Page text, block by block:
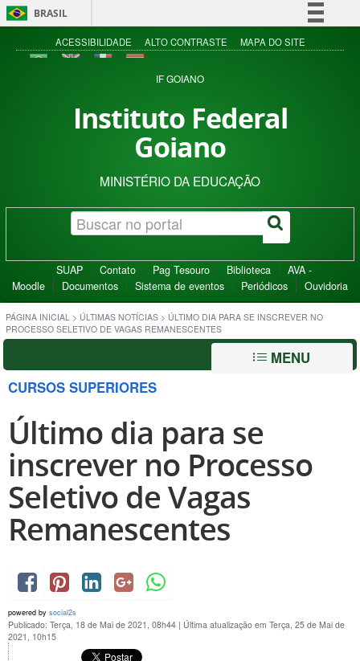
BRASIL
Simplifique!
Acesso à informação
ACESSIBILIDADE ALTO CONTRASTE MAPA DO SITE
IF GOIANO
Instituto Federal
Goiano
MINISTÉRIO DA EDUCAÇÃO
SUAP Contato Pag Tesouro Biblioteca
AVA -
Moodle
Documentos Sistema de eventos Periódicos Ouvidoria
PÁGINA INICIAL > ÚLTIMAS NOTÍCIAS > ÚLTIMO DIA PARA SE INSCREVER NO
PROCESSO SELETIVO DE VAGAS REMANESCENTES
MENU
CURSOS SUPERIORES
Último dia para se
inscrever no Processo
Seletivo de Vagas
Remanescentes
powered by social2s
Publicado: Terça, 18 de Mai de 2021, 08h44 | Última atualização em Terça, 25 de Mai de
2021, 10h15